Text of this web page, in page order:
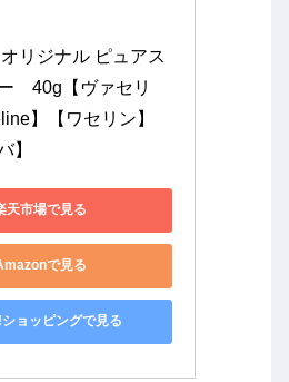
リジナル ピュアス
　40g【ヴァセリ
】【ワセリン】
】
天市場で見る
で見る
ョッピングで見る